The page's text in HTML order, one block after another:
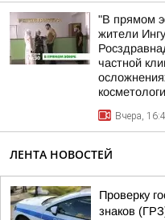
"В прямом
жители
частной
Вчера,
ЛЕНТА НОВОСТЕЙ
Проверку
знаков